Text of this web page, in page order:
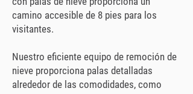
camino accesible de 8 pies para los
visitantes.
Nuestro eficiente equipo de remoción de
nieve proporciona palas detalladas
alrededor de las comodidades, como